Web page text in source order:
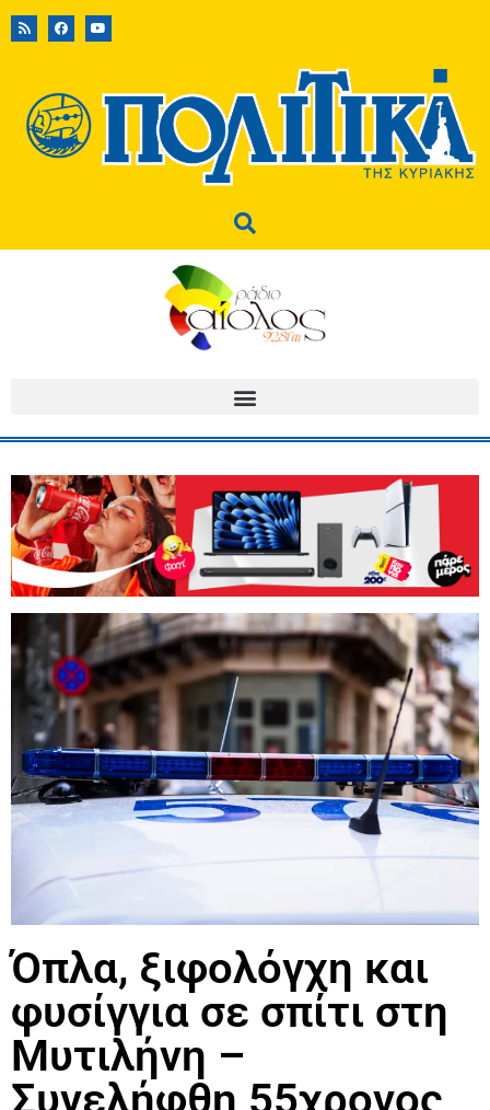
Όπλα, ξιφολόγχη και
φυσίγγια σε σπίτι στη
Μυτιλήνη –
Συνελήφθη 55χρονος